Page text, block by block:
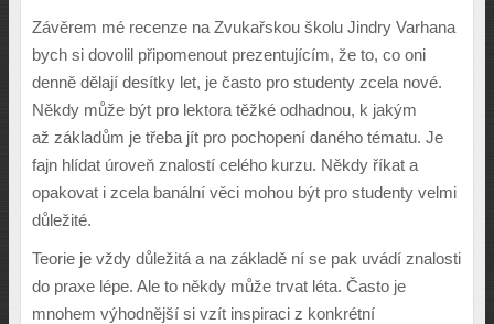
Závěrem mé recenze na Zvukařskou školu Jindry Varhana
bych si dovolil připomenout prezentujícím, že to, co oni
denně dělají desítky let, je často pro studenty zcela nové.
Někdy může být pro lektora těžké odhadnou, k jakým
až základům je třeba jít pro pochopení daného tématu. Je
fajn hlídat úroveň znalostí celého kurzu. Někdy říkat a
opakovat i zcela banální věci mohou být pro studenty velmi
důležité.
Teorie je vždy důležitá a na základě ní se pak uvádí znalosti
do praxe lépe. Ale to někdy může trvat léta. Často je
mnohem výhodnější si vzít inspiraci z konkrétní